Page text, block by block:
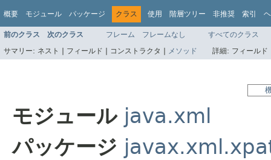
概要 モジュール パッケージ クラス 使用 階層ツリー 非推奨 索引
前のクラス 次のクラス フレーム フレームなし
すべてのクラス
サマリー: ネスト | フィールド | コンストラクタ | メソッド 詳細: フィール
モジュール java.xml
パッケージ